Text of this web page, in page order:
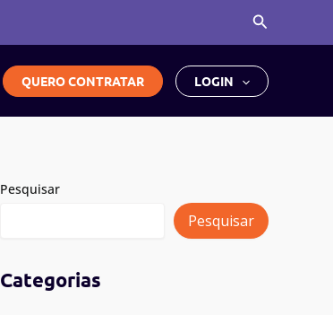
Pesquisar
QUERO CONTRATAR LOGIN
Pesquisar
Pesquisar
Categorias